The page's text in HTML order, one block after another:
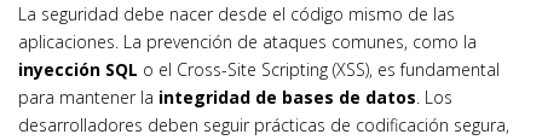
La seguridad debe nacer desde el código mismo de las
aplicaciones. La prevención de ataques comunes, como la
inyección SQL o el Cross-Site Scripting (XSS), es fundamental
para mantener la integridad de bases de datos. Los
desarrolladores deben seguir prácticas de codificación segura,